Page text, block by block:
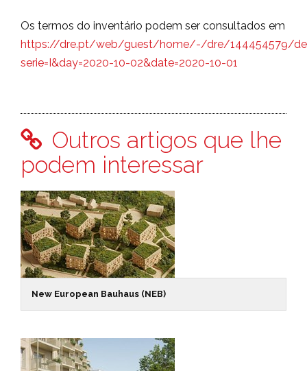
Os termos do inventário podem ser consultados em
https://dre.pt/web/guest/home/-/dre/144454579/
serie=I&day=2020-10-02&date=2020-10-01
Outros artigos que lhe
podem interessar
New European Bauhaus (NEB)